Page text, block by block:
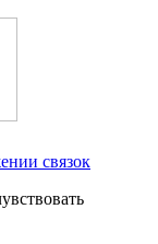
связок